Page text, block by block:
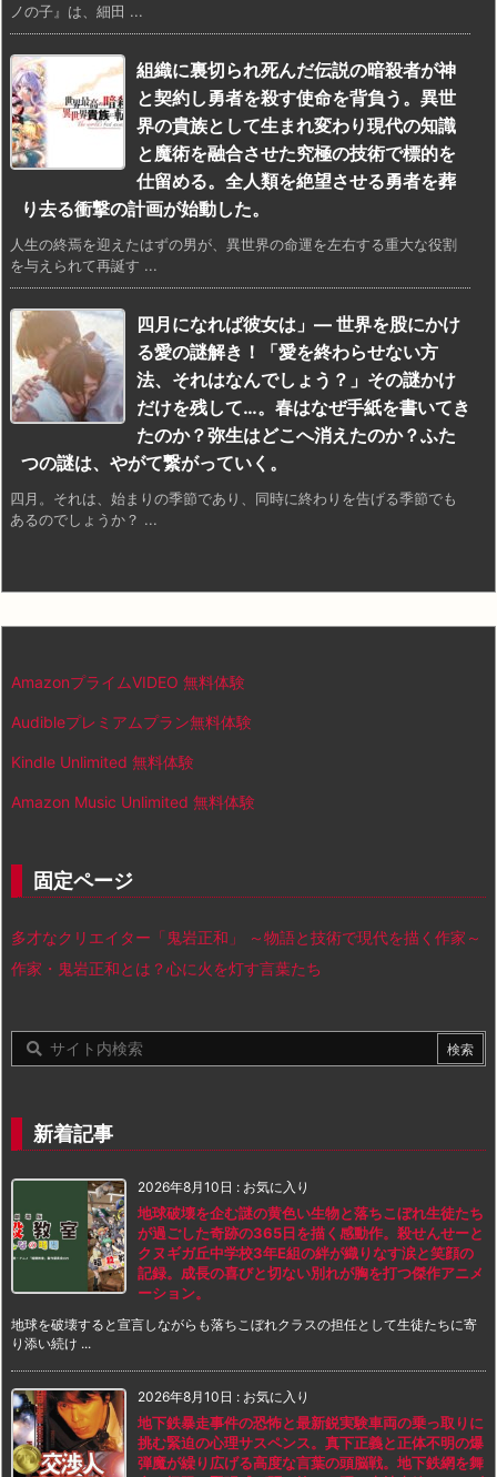
ノの子』は、細田 ...
組織に裏切られ死んだ伝説の暗殺者が神
と契約し勇者を殺す使命を背負う。異世
界の貴族として生まれ変わり現代の知識
と魔術を融合させた究極の技術で標的を
仕留める。全人類を絶望させる勇者を葬
り去る衝撃の計画が始動した。
人生の終焉を迎えたはずの男が、異世界の命運を左右する重大な役割
を与えられて再誕す ...
四月になれば彼女は」— 世界を股にかけ
る愛の謎解き！「愛を終わらせない方
法、それはなんでしょう？」その謎かけ
だけを残して…。春はなぜ手紙を書いてき
たのか？弥生はどこへ消えたのか？ふた
つの謎は、やがて繋がっていく。
四月。それは、始まりの季節であり、同時に終わりを告げる季節でも
あるのでしょうか？ ...
AmazonプライムVIDEO 無料体験
Audibleプレミアムプラン無料体験
Kindle Unlimited 無料体験
Amazon Music Unlimited 無料体験
固定ページ
多才なクリエイター「鬼岩正和」 ～物語と技術で現代を描く作家～
作家・鬼岩正和とは？心に火を灯す言葉たち
新着記事
2026年8月10日 : お気に入り
地球破壊を企む謎の黄色い生物と落ちこぼれ生徒たち
が過ごした奇跡の365日を描く感動作。殺せんせーと
クヌギガ丘中学校3年E組の絆が織りなす涙と笑顔の
記録。成長の喜びと切ない別れが胸を打つ傑作アニメ
ーション。
地球を破壊すると宣言しながらも落ちこぼれクラスの担任として生徒たちに寄
り添い続け ...
2026年8月10日 : お気に入り
地下鉄暴走事件の恐怖と最新鋭実験車両の乗っ取りに
挑む緊迫の心理サスペンス。真下正義と正体不明の爆
弾魔が繰り広げる高度な言葉の頭脳戦。地下鉄網を舞